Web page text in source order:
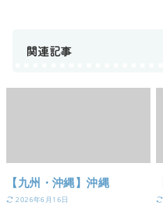
関連記事
【九州・沖縄】沖縄
2026年6月16日